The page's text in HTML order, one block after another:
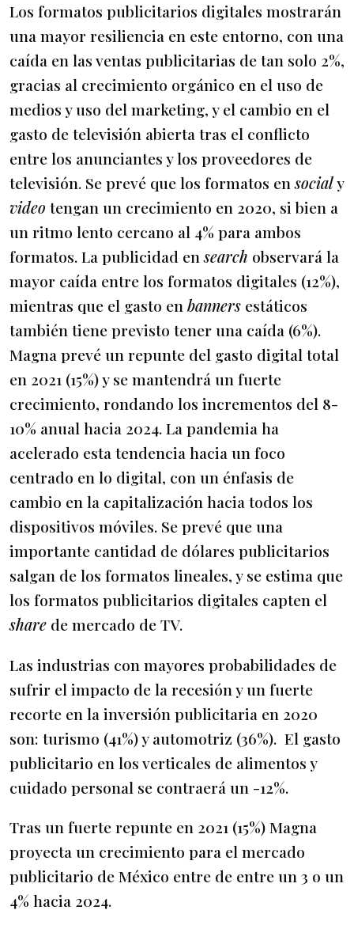
Los formatos publicitarios digitales mostrarán
una mayor resiliencia en este entorno, con una
caída en las ventas publicitarias de tan solo 2%,
gracias al crecimiento orgánico en el uso de
medios y uso del marketing, y el cambio en el
gasto de televisión abierta tras el conflicto
entre los anunciantes y los proveedores de
televisión. Se prevé que los formatos ensocialy
video tengan un crecimiento en 2020, si bien a
un ritmo lento cercano al 4% para ambos
formatos. La publicidad ensearch observará la
mayor caída entre los formatos digitales (12%),
mientras que el gasto enbanners estáticos
también tiene previsto tener una caída (6%).
Magna prevé un repunte del gasto digital total
en 2021 (15%) y se mantendrá un fuerte
crecimiento, rondando los incrementos del 8-
10% anual hacia 2024. La pandemia ha
acelerado esta tendencia hacia un foco
centrado en lo digital, con un énfasis de
cambio en la capitalización hacia todos los
dispositivos móviles. Se prevé que una
importante cantidad de dólares publicitarios
salgan de los formatos lineales, y se estima que
los formatos publicitarios digitales capten el
share de mercado de TV.
Las industrias con mayores probabilidades de
sufrir el impacto de la recesión y un fuerte
recorte en la inversión publicitaria en 2020
son: turismo (41%) y automotriz (36%). El gasto
publicitario en los verticales de alimentos y
cuidado personal se contraerá un -12%.
Tras un fuerte repunte en 2021 (15%) Magna
proyecta un crecimiento para el mercado
publicitario de México entre de entre un 3 o un
4% hacia 2024.